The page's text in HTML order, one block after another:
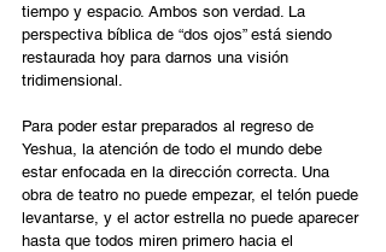
tiempo y espacio. Ambos son verdad. La
perspectiva bíblica de “dos ojos” está siendo
restaurada hoy para darnos una visión
tridimensional.
Para poder estar preparados al regreso de
Yeshua, la atención de todo el mundo debe
estar enfocada en la dirección correcta. Una
obra de teatro no puede empezar, el telón puede
levantarse, y el actor estrella no puede aparecer
hasta que todos miren primero hacia el